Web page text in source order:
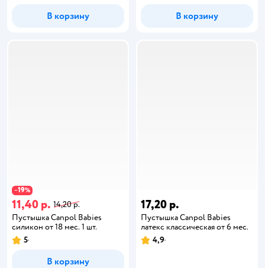
В корзину В корзину
−19%
11,40 р. 14,20 р.
Пустышка Canpol Babies
силикон от 18 мес. 1 шт.
5
В корзину
17,20 р.
Пустышка Canpol Babies
латекс классическая от 6 мес.
4,9